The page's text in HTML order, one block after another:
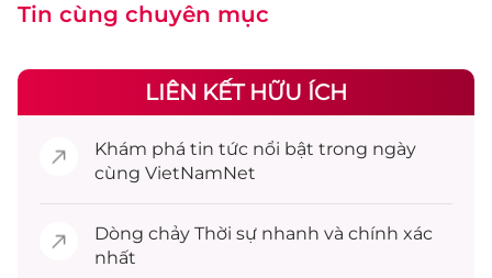
Tin cùng chuyên mục
LIÊN KẾT HỮU ÍCH
Khám phá tin tức nổi bật trong ngày
cùng VietNamNet
Dòng chảy Thời sự nhanh và chính xác
nhất